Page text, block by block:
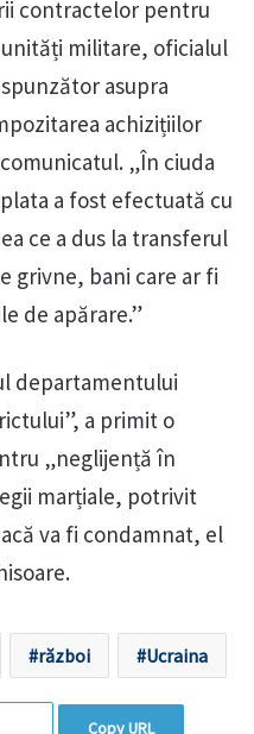
contractelor pentru
militare, oficialul
asupra
achizițiilor
„În ciuda
a fost efectuată cu
ce a dus la transferul
grivne, bani care ar fi
de apărare.”
departamentului
a primit o
„neglijență în
marțiale, potrivit
va fi condamnat, el
război Ucraina
Copy URL